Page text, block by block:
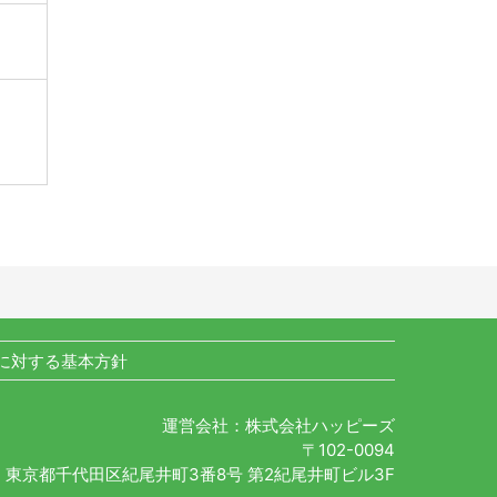
対する基本方針
運営会社：株式会社ハッピーズ
〒102-0094
東京都千代田区紀尾井町3番8号 第2紀尾井町ビル3F